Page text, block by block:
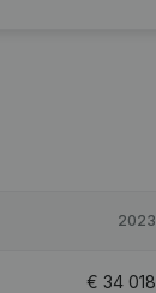
2023
€ 34 018